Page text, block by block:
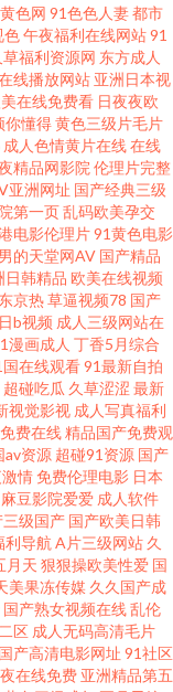
看 超碰97福利 黑人性爱
国产日韩欧美一区 蜜桃
综合影院 大香蕉伊人AV
师机性爱视频 人人操人
卡 精品超碰人妻 日韩有
日韩成网 午夜社区 91豆
蕉热 91新片 美女变态
坛 韩国成人社区 日韩一
麻豆视频在线观看 天天
欧美一本道 五月天色人
影音先锋 91精品视频在
大香蕉在线 大香蕉182
女一区三区 欧美综合色
色网 91色色人妻都市
色午夜福利在线网站91
草福利资源网 东方成人
线播放网站 亚洲日本视
在线免费看 日夜夜欧
你懂得黄色三级片毛片
成人色情黄片在线在线
精品网影院 伦理片完整
亚洲网址 国产经典三级
第一页乱码欧美孕交
电影伦理片91黄色电影
男的天堂网AV 国产精品
日韩精品 欧美在线视频
京热草逼视频78 国产
日b视频 成人三级网站在
漫画成人 丁香5月综合
在线观看91最新自拍
超碰吃瓜 久草涩涩 最新
视觉影视 成人写真福利
费在线精品国产免费观
av资源 超碰91资源 国产
情免费伦理电影 日本
麻豆影院爱爱 成人软件
三级国产 国产欧美日韩
利导航 A片三级网站 久
月天 狠狠操欧美性爱 国
美果冻传媒 久久国产成
国产熟女视频在线乱伦
区 成人无码高清毛片
国产高清电影网址 91社区
在线免费 亚洲精品第五